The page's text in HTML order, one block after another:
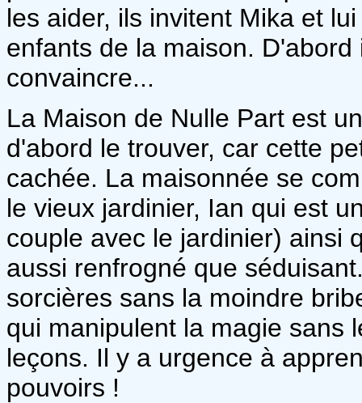
les aider, ils invitent Mika et
enfants de la maison.
convaincre...
La Maison de Nulle Part est
d'abord le trouver, car cette
cachée. La maisonnée se
le vieux jardinier, Ian qui est
couple avec le jardinier) ainsi
aussi renfrogné que
sorcières sans la moindre
qui manipulent la magie sans
leçons. Il y a urgence à
pouvoirs !